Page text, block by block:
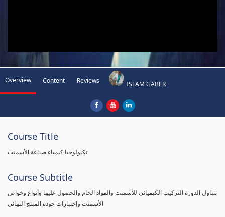
Overview Content Reviews ISLAM GABER
Course Title
تكنولوجيا كيمياء صناعة الأسمنت
Course Subtitle
تتناول الدورة التركيب الكيميائي للأسمنت والمواد الخام والحصول عليها وأنواع وخواص
الأسمنت وإختبارات جودة المنتج النهائي